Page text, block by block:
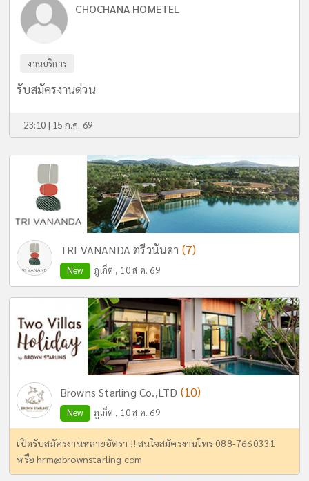
CHOCHANA HOMETEL
งานบริการ
รับสมัครงานด่วน
23:10 | 15 ก.ค. 69
TRI VANANDA ตรีวนันดา (7)
New ภูเก็ต , 10 ส.ค. 69
Browns Starling Co.,LTD (10)
New ภูเก็ต , 10 ส.ค. 69
เปิดรับสมัครงานหลายอัตรา !! สนใจสมัครงานโทร 088-7660331
หรือhrm@brownstarling.com